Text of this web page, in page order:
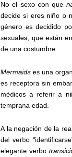
No el sexo con que
decide si eres niño o
género es decidido
sexuales, que están
de una costumbre.
Mermaids es una
es receptora sin
médicos a referir a
temprana edad.
A la negación de la
del verbo
elegante verbo